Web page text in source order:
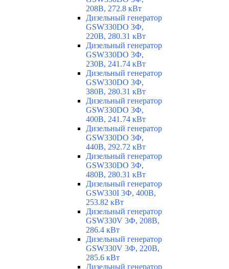
208В, 272.8 кВт
Дизельный генератор
GSW330DO 3Ф,
220В, 280.31 кВт
Дизельный генератор
GSW330DO 3Ф,
230В, 241.74 кВт
Дизельный генератор
GSW330DO 3Ф,
380В, 280.31 кВт
Дизельный генератор
GSW330DO 3Ф,
400В, 241.74 кВт
Дизельный генератор
GSW330DO 3Ф,
440В, 292.72 кВт
Дизельный генератор
GSW330DO 3Ф,
480В, 280.31 кВт
Дизельный генератор
GSW330I 3Ф, 400В,
253.82 кВт
Дизельный генератор
GSW330V 3Ф, 208В,
286.4 кВт
Дизельный генератор
GSW330V 3Ф, 220В,
285.6 кВт
Дизельный генератор